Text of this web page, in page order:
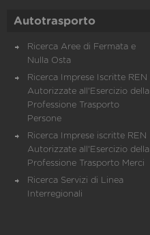
Autotrasporto
Ricerca Aree di Fermata e
Nulla Osta
Ricerca Imprese Iscritte REN
Autorizzate all'Esercizio della
Professione Trasporto
Persone
Ricerca Imprese iscritte REN
Autorizzate all'Esercizio della
Professione Trasporto Merci
Ricerca Servizi di Linea
Interregionali